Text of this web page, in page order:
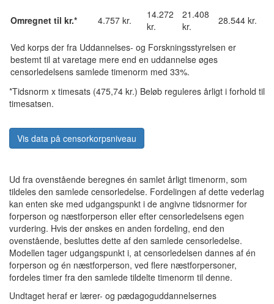
Omregnet til kr.* 4.757 kr.
14.272
kr.
21.408
kr.
28.544 kr.
Ved korps der fra Uddannelses- og Forskningsstyrelsen er
bestemt til at varetage mere end en uddannelse øges
censorledelsens samlede timenorm med 33%.
*Tidsnorm x timesats (475,74 kr.) Beløb reguleres årligt i forhold til
timesatsen.
Vis data på censorkorpsniveau
Ud fra ovenstående beregnes én samlet årligt timenorm, som
tildeles den samlede censorledelse. Fordelingen af dette vederlag
kan enten ske med udgangspunkt i de angivne tidsnormer for
forperson og næstforperson eller efter censorledelsens egen
vurdering. Hvis der ønskes en anden fordeling, end den
ovenstående, besluttes dette af den samlede censorledelse.
Modellen tager udgangspunkt i, at censorledelsen dannes af én
forperson og én næstforperson, ved flere næstforpersoner,
fordeles timer fra den samlede tildelte timenorm til denne.
Undtaget heraf er lærer- og pædagoguddannelsernes